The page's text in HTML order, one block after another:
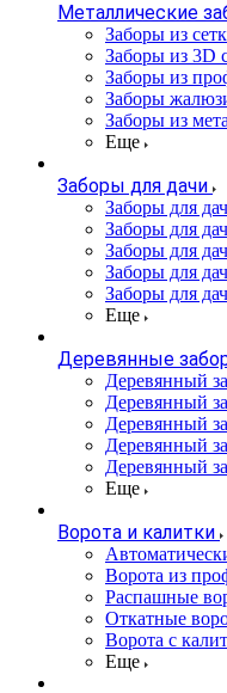
Металлические
Заборы из
Заборы из 3D
Заборы из
Заборы
Заборы из
Еще
Заборы для дачи
Заборы для
Заборы для
Заборы для
Заборы для
Заборы для
Еще
Деревянные
Деревянный
Деревянный
Деревянный
Деревянный
Деревянный
Еще
Ворота и калитки
Ворота из
Распашные
Откатные
Ворота с
Еще